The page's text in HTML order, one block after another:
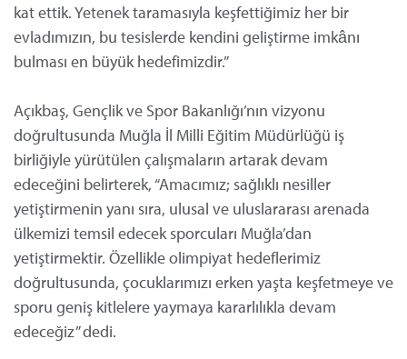
kat ettik. Yetenek taramasıyla keşfettiğimiz her bir
evladımızın, bu tesislerde kendini geliştirme imkânı
bulması en büyük hedefimizdir.”
Açıkbaş, Gençlik ve Spor Bakanlığı’nın vizyonu
doğrultusunda Muğla İl Milli Eğitim Müdürlüğü iş
birliğiyle yürütülen çalışmaların artarak devam
edeceğini belirterek, “Amacımız; sağlıklı nesiller
yetiştirmenin yanı sıra, ulusal ve uluslararası arenada
ülkemizi temsil edecek sporcuları Muğla’dan
yetiştirmektir. Özellikle olimpiyat hedeflerimiz
doğrultusunda, çocuklarımızı erken yaşta keşfetmeye ve
sporu geniş kitlelere yaymaya kararlılıkla devam
edeceğiz” dedi.